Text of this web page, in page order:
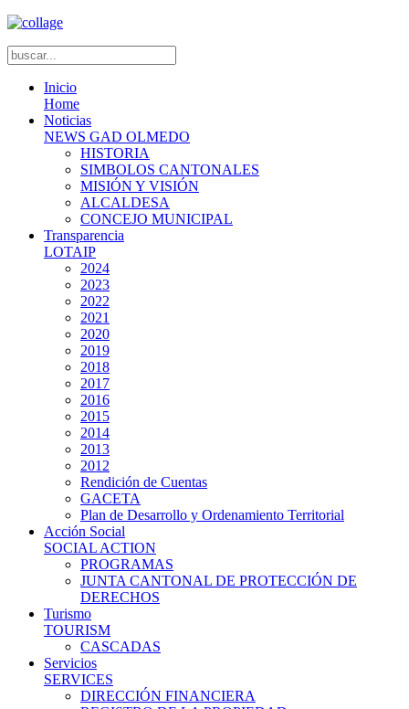
Inicio
Home
Noticias
NEWS GAD OLMEDO
HISTORIA
SIMBOLOS CANTONALES
MISIÓN Y VISIÓN
ALCALDESA
CONCEJO MUNICIPAL
Transparencia
LOTAIP
2024
2023
2022
2021
2020
2019
2018
2017
2016
2015
2014
2013
2012
Rendición de Cuentas
GACETA
Plan de Desarrollo y Ordenamiento Territorial
Acción Social
SOCIAL ACTION
PROGRAMAS
JUNTA CANTONAL DE PROTECCIÓN DE
DERECHOS
Turismo
TOURISM
CASCADAS
Servicios
SERVICES
DIRECCIÓN FINANCIERA